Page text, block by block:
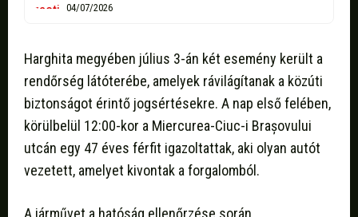
04/07/2026
Harghita megyében július 3-án két esemény került a
rendőrség látóterébe, amelyek rávilágítanak a közúti
biztonságot érintő jogsértésekre. A nap első felében,
körülbelül 12:00-kor a Miercurea-Ciuc-i Brașovului
utcán egy 47 éves férfit igazoltattak, aki olyan autót
vezetett, amelyet kivontak a forgalomból.
A járművet a hatóság ellenőrzése során